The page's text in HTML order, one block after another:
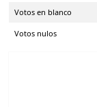
Votos en blanco
Votos nulos